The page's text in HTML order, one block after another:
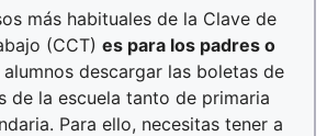
más habituales de la Clave de
(CCT) es para los padres o
descargar las boletas de
de la escuela tanto de primaria
Para ello, necesitas tener a